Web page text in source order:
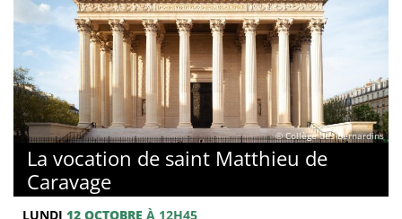
© Collège des Bernardins
La vocation de saint Matthieu de
Caravage
LUNDI 12 OCTOBRE À 12H45